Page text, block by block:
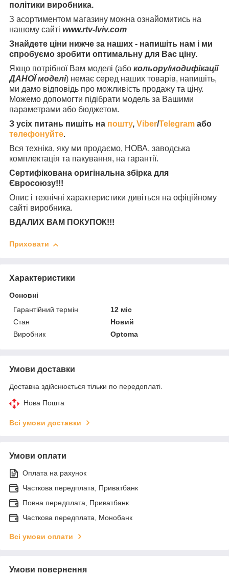
політики виробника.
З асортиментом магазину можна ознайомитись на
нашому сайті www.rtv-lviv.com
Знайдете ціни нижче за наших - напишіть нам і ми
спробуємо зробити оптимальну для Вас ціну.
Якщо потрібної Вам моделі (або кольору/модифікації
ДАНОЇ моделі) немає серед наших товарів, напишіть,
ми дамо відповідь про можливість продажу та ціну.
Можемо допомогти підібрати модель за Вашими
параметрами або бюджетом.
З усіх питань пишіть на пошту, Viber/Telegram або
телефонуйте.
Вся техніка, яку ми продаємо, НОВА, заводська
комплектація та пакування, на гарантії.
Сертифікована оригінальна збірка для
Євросоюзу!!!
Опис і технічні характеристики дивіться на офіційному
сайті виробника.
ВДАЛИХ ВАМ ПОКУПОК!!!
Приховати
Характеристики
Основні
Гарантійний термін
12 міс
Стан
Новий
Виробник
Optoma
Умови доставки
Доставка здійснюється тільки по передоплаті.
Нова Пошта
Всі умови доставки
Умови оплати
Оплата на рахунок
Часткова передплата, Приватбанк
Повна передплата, Приватбанк
Часткова передплата, Монобанк
Всі умови оплати
Умови повернення